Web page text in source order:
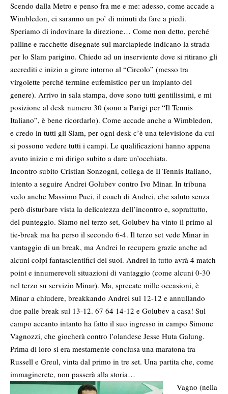
Scendo dalla Metro e penso fra me e me: adesso, come accade a
Wimbledon, ci saranno un po’ di minuti da fare a piedi.
Speriamo di indovinare la direzione… Come non detto, perché
palline e racchette disegnate sul marciapiede indicano la strada
per lo Slam parigino. Chiedo ad un inserviente dove si ritirano gli
accrediti e inizio a girare intorno al “Circolo” (messo tra
virgolette perché termine eufemistico per un impianto del
genere). Arrivo in sala stampa, dove sono tutti gentilissimi, e mi
posizione al desk numero 30 (sono a Parigi per “Il Tennis
Italiano”, è bene ricordarlo). Come accade anche a Wimbledon,
e credo in tutti gli Slam, per ogni desk c’è una televisione da cui
si possono vedere tutti i campi. Le qualificazioni hanno appena
avuto inizio e mi dirigo subito a dare un’occhiata.
Incontro subito Cristian Sonzogni, collega de Il Tennis Italiano,
intento a seguire Andrei Golubev contro Ivo Minar. In tribuna
vedo anche Massimo Puci, il coach di Andrei, che saluto senza
però disturbare vista la delicatezza dell’incontro e, soprattutto,
del punteggio. Siamo nel terzo set, Golubev ha vinto il primo al
tie-break ma ha perso il secondo 6-4. Il terzo set vede Minar in
vantaggio di un break, ma Andrei lo recupera grazie anche ad
alcuni colpi fantascientifici dei suoi. Andrei in tutto avrà 4 match
point e innumerevoli situazioni di vantaggio (come alcuni 0-30
nel terzo su servizio Minar). Ma, sprecate mille occasioni, è
Minar a chiudere, breakkando Andrei sul 12-12 e annullando
due palle break sul 13-12. 67 64 14-12 e Golubev a casa! Sul
campo accanto intanto ha fatto il suo ingresso in campo Simone
Vagnozzi, che giocherà contro l’olandese Jesse Huta Galung.
Prima di loro si era mestamente conclusa una maratona tra
Russell e Greul, vinta dal primo in tre set. Una partita che, come
immaginerete, non passerà alla storia…
Vagno (nella